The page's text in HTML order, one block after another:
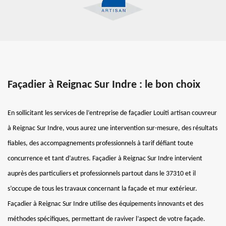
Façadier à Reignac Sur Indre : le bon choix
En sollicitant les services de l’entreprise de façadier Louiti artisan couvreur
à Reignac Sur Indre, vous aurez une intervention sur-mesure, des résultats
fiables, des accompagnements professionnels à tarif défiant toute
concurrence et tant d’autres. Façadier à Reignac Sur Indre intervient
auprès des particuliers et professionnels partout dans le 37310 et il
s’occupe de tous les travaux concernant la façade et mur extérieur.
Façadier à Reignac Sur Indre utilise des équipements innovants et des
méthodes spécifiques, permettant de raviver l’aspect de votre façade.